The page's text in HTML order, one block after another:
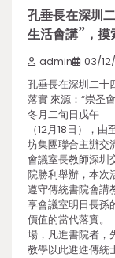
孔垂長在深圳
生活會講”，
admin 03/
孔垂長在深圳二十
落實 來源：“崇圣
冬月二旬日戊
（12月18日），
坊集團聯合主辦交
會議室長教師深圳
院勝利舉辦，本次
遵守傳統書院會講
享會議室明日長孫
價值的當代落實
場，凡進書院者，
教學以此進進傳統